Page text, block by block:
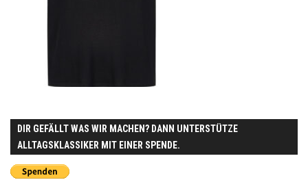
DIR GEFÄLLT WAS WIR MACHEN? DANN UNTERSTÜTZE
ALLTAGSKLASSIKER MIT EINER SPENDE.